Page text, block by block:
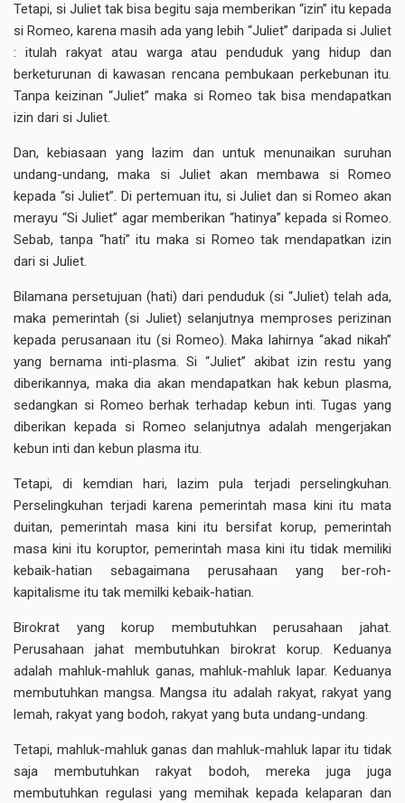
Tetapi, si Juliet tak bisa begitu saja memberikan “izin” itu kepada
si Romeo, karena masih ada yang lebih “Juliet” daripada si Juliet
: itulah rakyat atau warga atau penduduk yang hidup dan
berketurunan di kawasan rencana pembukaan perkebunan itu.
Tanpa keizinan “Juliet” maka si Romeo tak bisa mendapatkan
izin dari si Juliet.
Dan, kebiasaan yang lazim dan untuk menunaikan suruhan
undang-undang, maka si Juliet akan membawa si Romeo
kepada “si Juliet”. Di pertemuan itu, si Juliet dan si Romeo akan
merayu “Si Juliet” agar memberikan “hatinya” kepada si Romeo.
Sebab, tanpa “hati” itu maka si Romeo tak mendapatkan izin
dari si Juliet.
Bilamana persetujuan (hati) dari penduduk (si “Juliet) telah ada,
maka pemerintah (si Juliet) selanjutnya memproses perizinan
kepada perusanaan itu (si Romeo). Maka lahirnya “akad nikah”
yang bernama inti-plasma. Si “Juliet” akibat izin restu yang
diberikannya, maka dia akan mendapatkan hak kebun plasma,
sedangkan si Romeo berhak terhadap kebun inti. Tugas yang
diberikan kepada si Romeo selanjutnya adalah mengerjakan
kebun inti dan kebun plasma itu.
Tetapi, di kemdian hari, lazim pula terjadi perselingkuhan.
Perselingkuhan terjadi karena pemerintah masa kini itu mata
duitan, pemerintah masa kini itu bersifat korup, pemerintah
masa kini itu koruptor, pemerintah masa kini itu tidak memiliki
kebaik-hatian sebagaimana perusahaan yang ber-roh-
kapitalisme itu tak memilki kebaik-hatian.
Birokrat yang korup membutuhkan perusahaan jahat.
Perusahaan jahat membutuhkan birokrat korup. Keduanya
adalah mahluk-mahluk ganas, mahluk-mahluk lapar. Keduanya
membutuhkan mangsa. Mangsa itu adalah rakyat, rakyat yang
lemah, rakyat yang bodoh, rakyat yang buta undang-undang.
Tetapi, mahluk-mahluk ganas dan mahluk-mahluk lapar itu tidak
saja membutuhkan rakyat bodoh, mereka juga juga
membutuhkan regulasi yang memihak kepada kelaparan dan